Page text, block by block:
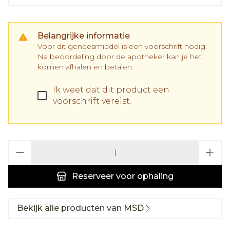
Belangrijke informatie
Voor dit geneesmiddel is een voorschrift nodig.
Na beoordeling door de apotheker kan je het
komen afhalen en betalen.
Ik weet dat dit product een
voorschrift vereist.
Reserveer voor ophaling
Bekijk alle producten van MSD